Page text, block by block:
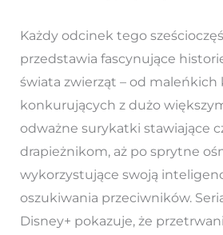
Każdy odcinek tego
przedstawia fascynujące
świata zwierząt – od maleńkich
konkurujących z dużo
odważne surykatki stawiające
drapieżnikom, aż po sprytne
wykorzystujące swoją
oszukiwania przeciwników.
Disney+ pokazuje, że